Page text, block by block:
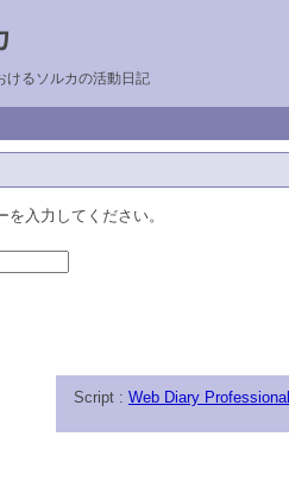
るソルカの活動日記
入力してください。
Script : Web Diary Professional